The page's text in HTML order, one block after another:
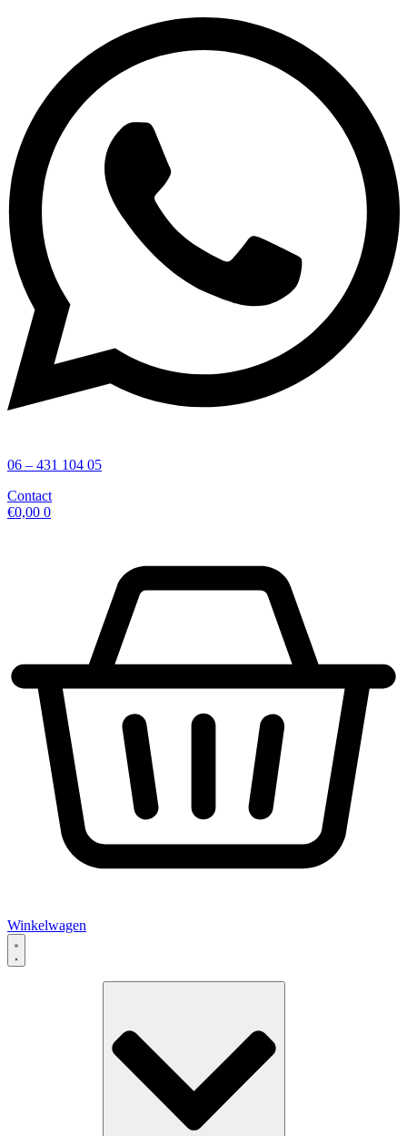
06 – 431 104 05
Contact
€0,00 0
Winkelwagen